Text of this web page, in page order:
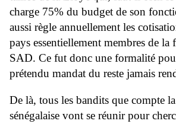
charge 75% du budget de son
aussi règle annuellement les
pays essentiellement membres de la
SAD. Ce fut donc une formalité
prétendu mandat du reste jamais
De là, tous les bandits que compte
sénégalaise vont se réunir pour